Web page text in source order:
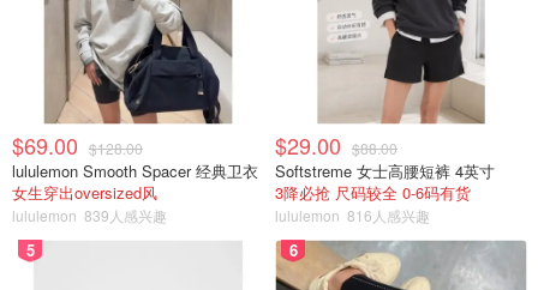
$69.00 $128.00
lululemon Smooth Spacer 经典卫衣
女生穿出oversized风
lululemon 839人感兴趣
$29.00 $88.00
Softstreme 女士高腰短裤 4英寸
3降必抢 尺码较全 0-6码有货
lululemon 816人感兴趣
5 6